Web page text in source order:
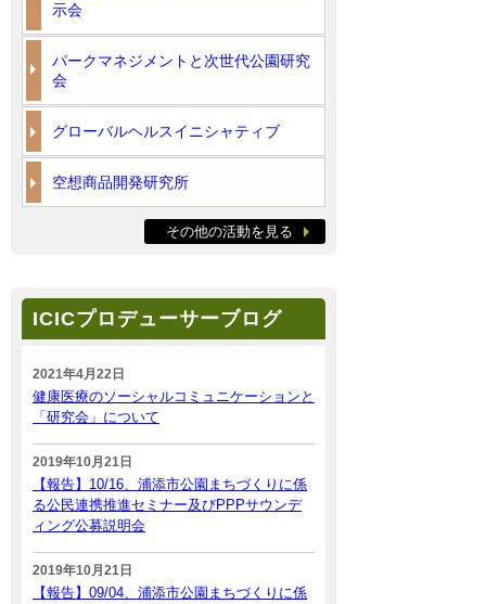
示会
パークマネジメントと次世代公園研究
会
グローバルヘルスイニシャティブ
空想商品開発研究所
その他の活動を見る
ICICプロデューサーブログ
2021年4月22日
健康医療のソーシャルコミュニケーションと
「研究会」について
2019年10月21日
【報告】10/16、浦添市公園まちづくりに係
る公民連携推進セミナー及びPPPサウンデ
ィング公募説明会
2019年10月21日
【報告】09/04、浦添市公園まちづくりに係